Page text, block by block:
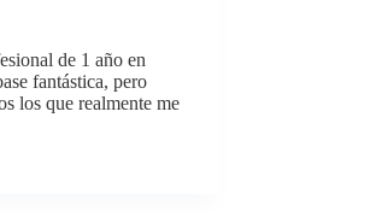
de 1 año en
fantástica, pero
los que realmente me